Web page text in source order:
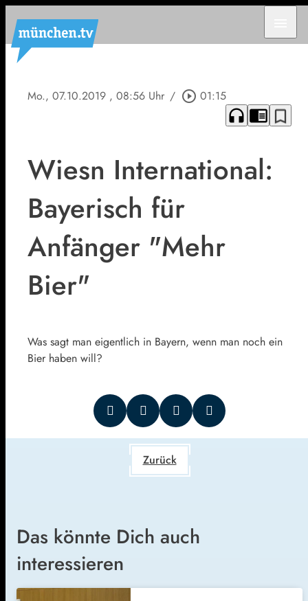
Mo., 07.10.2019 , 08:56 Uhr / play_circle_outline 01:15
headphones chrome_reader_mode bookmark_border
Wiesn International:
Bayerisch für
Anfänger "Mehr
Bier"
Was sagt man eigentlich in Bayern, wenn man noch ein
Bier haben will?
Zurück
Das könnte Dich auch
interessieren